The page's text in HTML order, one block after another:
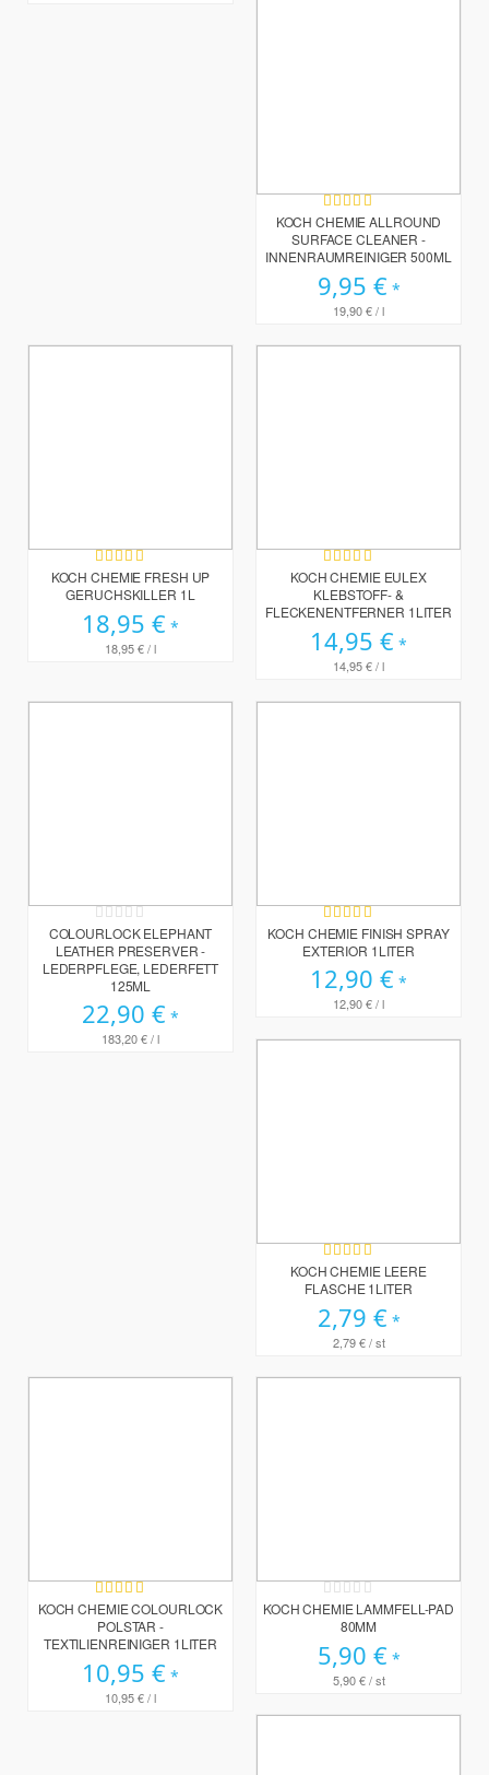
Bewertung:
99%
KOCH CHEMIE ALLROUND
SURFACE CLEANER -
INNENRAUMREINIGER 500ML
9,95 €
19,90 €/ l
Bewertung:
96%
KOCH CHEMIE FRESH UP
GERUCHSKILLER 1L
18,95 €
18,95 €/ l
Bewertung:
99%
KOCH CHEMIE EULEX
KLEBSTOFF- &
FLECKENENTFERNER 1LITER
14,95 €
14,95 €/ l
Rating:
0%
COLOURLOCK ELEPHANT
LEATHER PRESERVER -
LEDERPFLEGE, LEDERFETT
125ML
22,90 €
183,20 €/ l
Bewertung:
95%
KOCH CHEMIE FINISH SPRAY
EXTERIOR 1LITER
12,90 €
12,90 €/ l
Bewertung:
94%
KOCH CHEMIE LEERE
FLASCHE 1LITER
2,79 €
2,79 €/ st
Bewertung:
99%
KOCH CHEMIE COLOURLOCK
POLSTAR -
TEXTILIENREINIGER 1LITER
10,95 €
10,95 €/ l
Rating:
0%
KOCH CHEMIE LAMMFELL-PAD
80MM
5,90 €
5,90 €/ st